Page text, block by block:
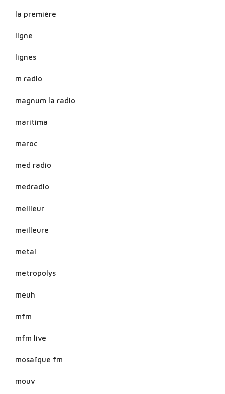
la première
ligne
lignes
m radio
magnum la radio
maritima
maroc
med radio
medradio
meilleur
meilleure
metal
metropolys
meuh
mfm
mfm live
mosaïque fm
mouv